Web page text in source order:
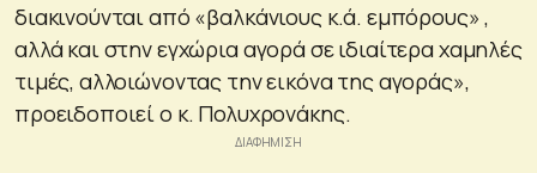
διακινούνται από «βαλκάνιους κ.ά. εμπόρους» ,
αλλά και στην εγχώρια αγορά σε ιδιαίτερα χαμηλές
τιμές, αλλοιώνοντας την εικόνα της αγοράς»,
προειδοποιεί ο κ. Πολυχρονάκης.